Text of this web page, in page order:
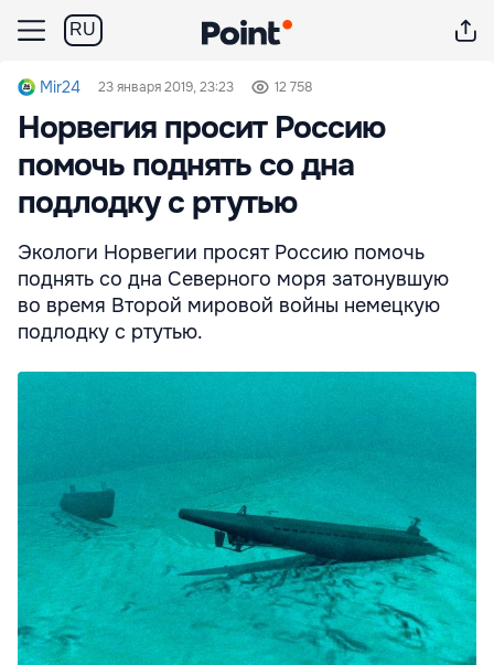
RU
Mir24 23 января 2019, 23:23 12 758
Норвегия просит Россию
помочь поднять со дна
подлодку с ртутью
Экологи Норвегии просят Россию помочь
поднять со дна Северного моря затонувшую
во время Второй мировой войны немецкую
подлодку с ртутью.